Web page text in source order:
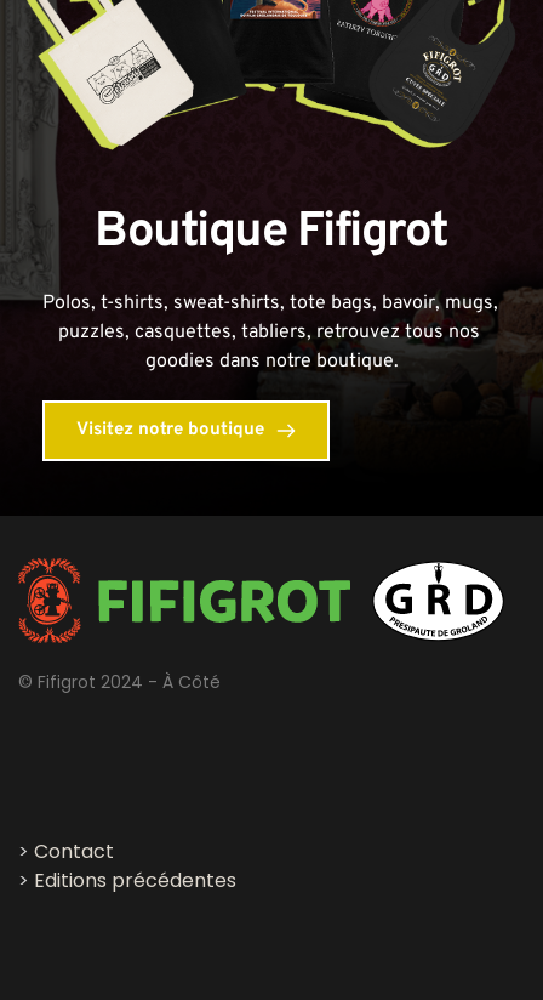
Boutique Fifigrot
Polos, t-shirts, sweat-shirts, tote bags, bavoir, mugs,
puzzles, casquettes, tabliers, retrouvez tous nos
goodies dans notre boutique.
Visitez notre boutique
© Fifigrot 2024 - À Côté
> Contact
> Editions précédentes